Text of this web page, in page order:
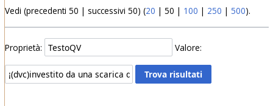
Vedi (precedenti 50 | successivi 50) (20 | 50 | 100 | 250 | 500).
Proprietà: Valore: